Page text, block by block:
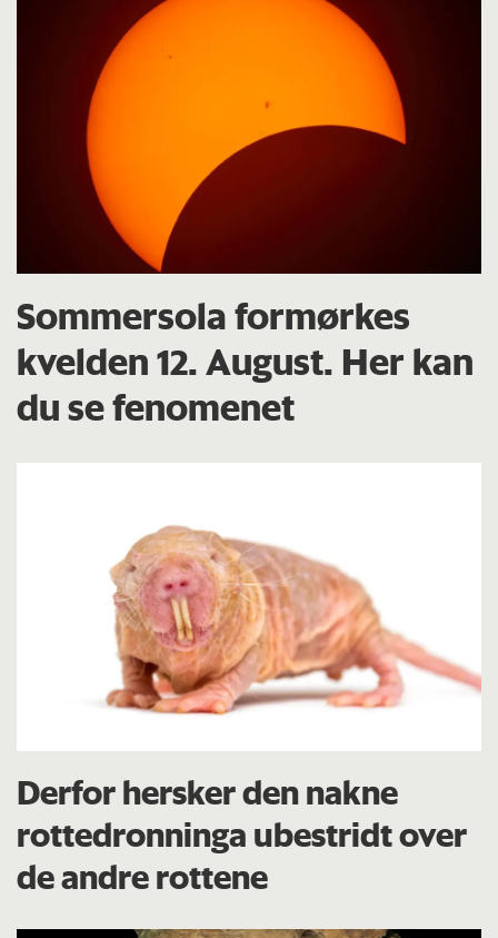
Sommersola formørkes
kvelden 12. August. Her kan
du se fenomenet
Derfor hersker den nakne
rottedronninga ubestridt over
de andre rottene